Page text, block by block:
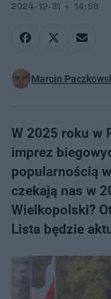
2024-12-31 14:58
Marcin
W 2025 roku w
imprez
popularnością
czekają nas w
Wielkopolski?
Lista będzie